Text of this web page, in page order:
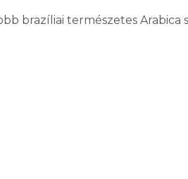
brazíliai természetes Arabica